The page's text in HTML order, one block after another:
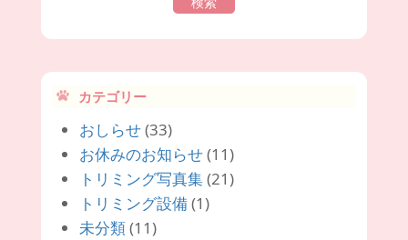
カテゴリー
おしらせ(33)
お休みのお知らせ(11)
トリミング写真集(21)
トリミング設備(1)
未分類(11)